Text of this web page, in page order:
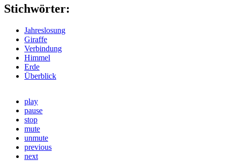
Stichwörter:
Jahreslosung
Giraffe
Verbindung
Himmel
Erde
Überblick
play
pause
stop
mute
unmute
previous
next